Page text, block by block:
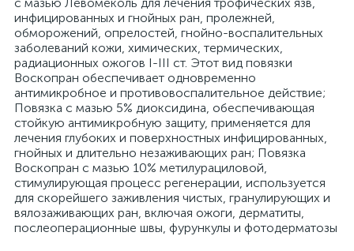
инфицированных и гнойных ран, пролежней,
обморожений, опрелостей, гнойно-воспалительных
заболеваний кожи, химических, термических,
радиационных ожогов I-III ст. Этот вид повязки
Воскопран обеспечивает одновременно
антимикробное и противовоспалительное действие;
Повязка с мазью 5% диоксидина, обеспечивающая
стойкую антимикробную защиту, применяется для
лечения глубоких и поверхностных инфицированных,
гнойных и длительно незаживающих ран; Повязка
Воскопран с мазью 10% метилурациловой,
стимулирующая процесс регенерации, используется
для скорейшего заживления чистых, гранулирующих и
вялозаживающих ран, включая ожоги, дерматиты,
послеоперационные швы, фурункулы и фотодерматозы